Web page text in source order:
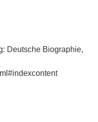
Deutsche Biographie,